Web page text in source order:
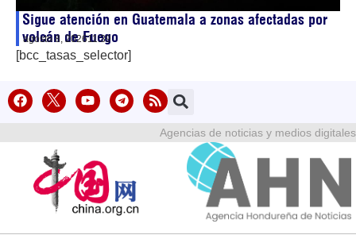
Sigue atención en Guatemala a zonas afectadas por
volcán de Fuego
agosto 8, 202611:39
[bcc_tasas_selector]
Agencias de noticias y medios digitales